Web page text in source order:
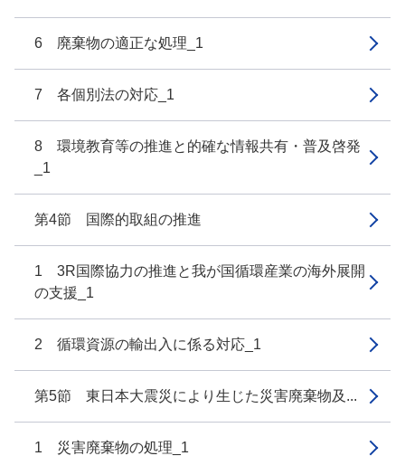
6 廃棄物の適正な処理_1
7 各個別法の対応_1
8 環境教育等の推進と的確な情報共有・普及啓発
_1
第4節 国際的取組の推進
1 3R国際協力の推進と我が国循環産業の海外展開
の支援_1
2 循環資源の輸出入に係る対応_1
第5節 東日本大震災により生じた災害廃棄物及...
1 災害廃棄物の処理_1